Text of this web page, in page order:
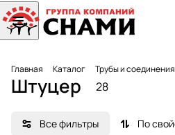
Главная Каталог Трубы и соединения
Штуцер 28
Все фильтры